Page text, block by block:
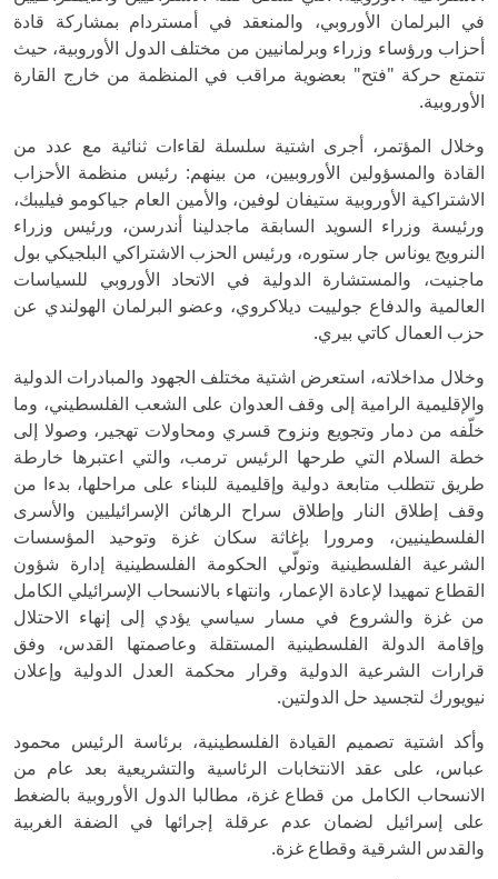
في البرلمان الأوروبي، والمنعقد في أمستردام بمشاركة قادة
أحزاب ورؤساء وزراء وبرلمانيين من مختلف الدول الأوروبية، حيث
تتمتع حركة "فتح" بعضوية مراقب في المنظمة من خارج القارة
الأوروبية.
وخلال المؤتمر، أجرى اشتية سلسلة لقاءات ثنائية مع عدد من
القادة والمسؤولين الأوروبيين، من بينهم: رئيس منظمة الأحزاب
الاشتراكية الأوروبية ستيفان لوفين، والأمين العام جياكومو فيليبك،
ورئيسة وزراء السويد السابقة ماجدلينا أندرسن، ورئيس وزراء
النرويج يوناس جار ستوره، ورئيس الحزب الاشتراكي البلجيكي بول
ماجنيت، والمستشارة الدولية في الاتحاد الأوروبي للسياسات
العالمية والدفاع جولييت ديلاكروي، وعضو البرلمان الهولندي عن
حزب العمال كاتي بيري.
وخلال مداخلاته، استعرض اشتية مختلف الجهود والمبادرات الدولية
والإقليمية الرامية إلى وقف العدوان على الشعب الفلسطيني، وما
خلّفه من دمار وتجويع ونزوح قسري ومحاولات تهجير، وصولا إلى
خطة السلام التي طرحها الرئيس ترمب، والتي اعتبرها خارطة
طريق تتطلب متابعة دولية وإقليمية للبناء على مراحلها، بدءا من
وقف إطلاق النار وإطلاق سراح الرهائن الإسرائيليين والأسرى
الفلسطينيين، ومرورا بإغاثة سكان غزة وتوحيد المؤسسات
الشرعية الفلسطينية وتولّي الحكومة الفلسطينية إدارة شؤون
القطاع تمهيدا لإعادة الإعمار، وانتهاء بالانسحاب الإسرائيلي الكامل
من غزة والشروع في مسار سياسي يؤدي إلى إنهاء الاحتلال
وإقامة الدولة الفلسطينية المستقلة وعاصمتها القدس، وفق
قرارات الشرعية الدولية وقرار محكمة العدل الدولية وإعلان
نيويورك لتجسيد حل الدولتين.
وأكد اشتية تصميم القيادة الفلسطينية، برئاسة الرئيس محمود
عباس، على عقد الانتخابات الرئاسية والتشريعية بعد عام من
الانسحاب الكامل من قطاع غزة، مطالبا الدول الأوروبية بالضغط
على إسرائيل لضمان عدم عرقلة إجرائها في الضفة الغربية
والقدس الشرقية وقطاع غزة.